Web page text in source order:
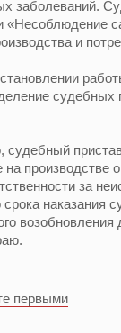
заболеваний.
и
судебных
судебный
производстве
за
наказания
первыми